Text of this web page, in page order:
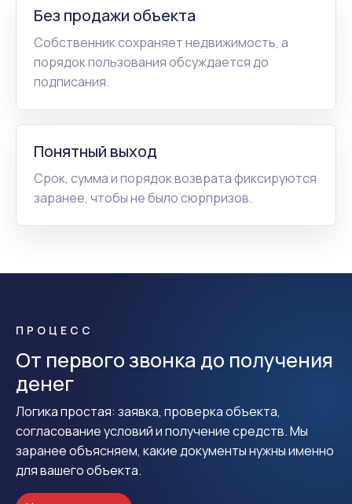
Без продажи объекта
Собственник сохраняет недвижимость, а
порядок пользования обсуждается до
подписания.
Понятный выход
Срок, сумма и порядок возврата фиксируются
заранее, чтобы не было сюрпризов.
ПРОЦЕСС
От первого звонка до получения
денег
Логика простая: заявка, проверка объекта,
согласование условий и получение средств. Мы
заранее объясняем, какие документы нужны именно
для вашего объекта.